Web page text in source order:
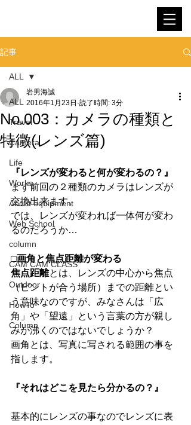
記事
ALL
Travel
Camera
Life
Works
About equipment
Web School
column
CAM CAM CLASS
Outdoor
HowTo
Column
ALL
No.003：カメラの種類と
特徴(レンズ篇)
岩男海誠
2016年1月23日 読了時間: 3分
『レンズが変わると何が変わるの？』
まず前回の２種類のカメラはレンズが
交換出来ます。
では、レンズが変われば一体何が変わ
るのだろうか…
□画角と焦点距離が変わる
焦点距離とは、レンズの中心から焦点
（ピントが合う場所）までの距離とい
う意味なのですが、みなさんは「広
角」や「望遠」という言葉の方が親し
みが沸くのではないでしょうか？
画角とは、写真に写される範囲の事を
指します。
『それはどこを見たら分かるの？』
基本的にレンズの事なのでレンズに表